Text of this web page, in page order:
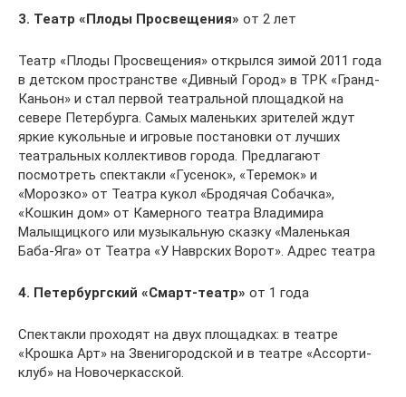
3. Театр «Плоды Просвещения» от 2 лет
Театр «Плоды Просвещения» открылся зимой 2011 года
в детском пространстве «Дивный Город» в ТРК «Гранд-
Каньон» и стал первой театральной площадкой на
севере Петербурга. Самых маленьких зрителей ждут
яркие кукольные и игровые постановки от лучших
театральных коллективов города. Предлагают
посмотреть спектакли «Гусенок», «Теремок» и
«Морозко» от Театра кукол «Бродячая Собачка»,
«Кошкин дом» от Камерного театра Владимира
Малыщицкого или музыкальную сказку «Маленькая
Баба-Яга» от Театра «У Наврских Ворот». Адрес театра
4. Петербургский «Смарт-театр» от 1 года
Спектакли проходят на двух площадках: в театре
«Крошка Арт» на Звенигородской и в театре «Ассорти-
клуб» на Новочеркасской.